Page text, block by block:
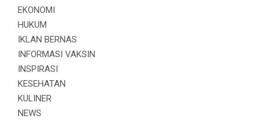
EKONOMI
HUKUM
IKLAN BERNAS
INFORMASI VAKSIN
INSPIRASI
KESEHATAN
KULINER
NEWS